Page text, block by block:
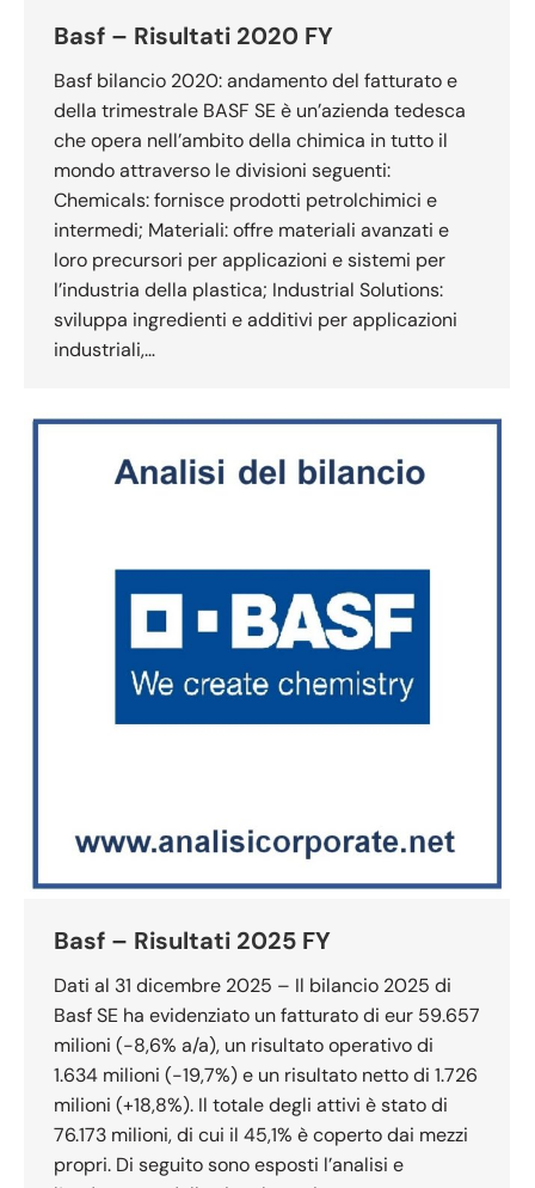
Basf – Risultati 2020 FY
Basf bilancio 2020: andamento del fatturato e
della trimestrale BASF SE è un’azienda tedesca
che opera nell’ambito della chimica in tutto il
mondo attraverso le divisioni seguenti:
Chemicals: fornisce prodotti petrolchimici e
intermedi; Materiali: offre materiali avanzati e
loro precursori per applicazioni e sistemi per
l’industria della plastica; Industrial Solutions:
sviluppa ingredienti e additivi per applicazioni
industriali,…
Basf – Risultati 2025 FY
Dati al 31 dicembre 2025 – Il bilancio 2025 di
Basf SE ha evidenziato un fatturato di eur 59.657
milioni (-8,6% a/a), un risultato operativo di
1.634 milioni (-19,7%) e un risultato netto di 1.726
milioni (+18,8%). Il totale degli attivi è stato di
76.173 milioni, di cui il 45,1% è coperto dai mezzi
propri. Di seguito sono esposti l’analisi e